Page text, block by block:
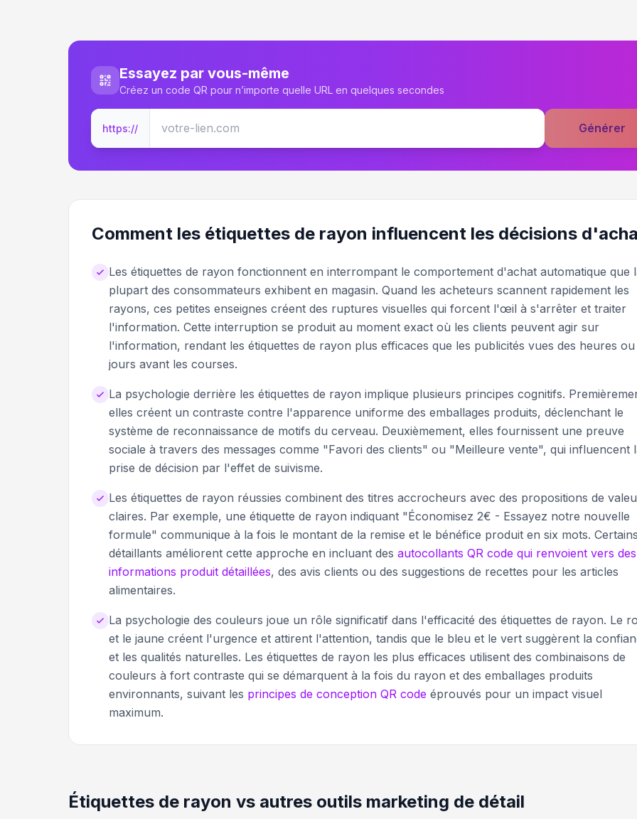
Essayez par vous-même
Créez un code QR pour n’importe quelle URL en quelques secondes
https:// Générer
Comment les étiquettes de rayon influencent les décisions
Les étiquettes de rayon fonctionnent en interrompant le comportement d'achat automatique que
plupart des consommateurs exhibent en magasin. Quand les acheteurs scannent rapidement les
rayons, ces petites enseignes créent des ruptures visuelles qui forcent l'œil à s'arrêter et traiter
l'information. Cette interruption se produit au moment exact où les clients peuvent agir sur
l'information, rendant les étiquettes de rayon plus efficaces que les publicités vues des heures ou
jours avant les courses.
La psychologie derrière les étiquettes de rayon implique plusieurs principes cognitifs.
elles créent un contraste contre l'apparence uniforme des emballages produits, déclenchant le
système de reconnaissance de motifs du cerveau. Deuxièmement, elles fournissent une preuve
sociale à travers des messages comme "Favori des clients" ou "Meilleure vente", qui influencent
prise de décision par l'effet de suivisme.
Les étiquettes de rayon réussies combinent des titres accrocheurs avec des propositions de
claires. Par exemple, une étiquette de rayon indiquant "Économisez 2€ - Essayez notre nouvelle
formule" communique à la fois le montant de la remise et le bénéfice produit en six mots.
détaillants améliorent cette approche en incluant des autocollants QR code qui renvoient vers des
informations produit détaillées, des avis clients ou des suggestions de recettes pour les articles
alimentaires.
La psychologie des couleurs joue un rôle significatif dans l'efficacité des étiquettes de rayon. Le
et le jaune créent l'urgence et attirent l'attention, tandis que le bleu et le vert suggèrent la
et les qualités naturelles. Les étiquettes de rayon les plus efficaces utilisent des combinaisons de
couleurs à fort contraste qui se démarquent à la fois du rayon et des emballages produits
environnants, suivant les principes de conception QR code éprouvés pour un impact visuel
maximum.
Étiquettes de rayon vs autres outils marketing de détail